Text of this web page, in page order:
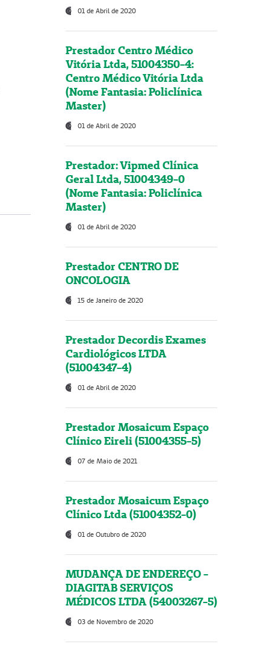
01 de Abril de 2020
Prestador Centro Médico
Vitória Ltda, 51004350-4:
Centro Médico Vitória Ltda
(Nome Fantasia: Policlínica
Master)
01 de Abril de 2020
Prestador: Vipmed Clínica
Geral Ltda, 51004349-0
(Nome Fantasia: Policlínica
Master)
01 de Abril de 2020
Prestador CENTRO DE
ONCOLOGIA
15 de Janeiro de 2020
Prestador Decordis Exames
Cardiológicos LTDA
(51004347-4)
01 de Abril de 2020
Prestador Mosaicum Espaço
Clínico Eireli (51004355-5)
07 de Maio de 2021
Prestador Mosaicum Espaço
Clínico Ltda (51004352-0)
01 de Outubro de 2020
MUDANÇA DE ENDEREÇO -
DIAGITAB SERVIÇOS
MÉDICOS LTDA (54003267-5)
03 de Novembro de 2020